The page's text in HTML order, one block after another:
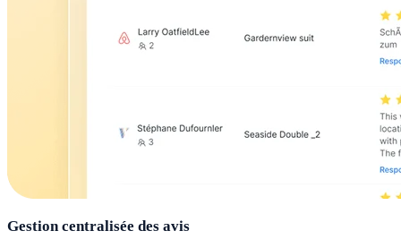
Gestion centralisée des avis